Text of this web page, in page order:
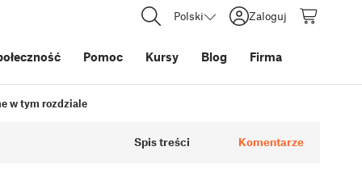
Polski Zaloguj
Pomoc Kursy Blog Firma
w tym rozdziale
Spis treści Komentarze